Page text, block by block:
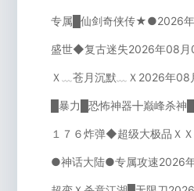
专属█仙剑奇侠传★●2026年
盛世◆复古迷失2026年08月
Ｘ﹏苍月沉默﹏Ｘ2026年08
█暴力█恐怖神器╋巅峰杀神
１７６炸弹◆超级大极品Ｘ
●神话大陆●专属攻速2026